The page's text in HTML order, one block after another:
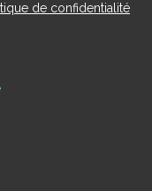
de confidentialité